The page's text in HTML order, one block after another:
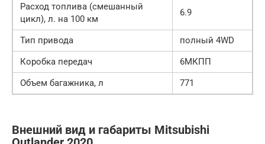
Расход топлива (смешанный
цикл), л. на 100 км
6.9
Тип привода
полный 4WD
Коробка передач
6МКПП
Объем багажника, л
771
Внешний вид и габариты Mitsubishi